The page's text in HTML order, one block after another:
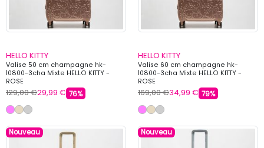
HELLO KITTY
Valise 50 cm champagne hk-
10800-3cha Mixte HELLO KITTY -
ROSE
129,00 €29,99 € 76%
HELLO KITTY
Valise 60 cm champagne hk-
10800-3cha Mixte HELLO KITTY -
ROSE
169,00 €34,99 € 79%
Nouveau Nouveau